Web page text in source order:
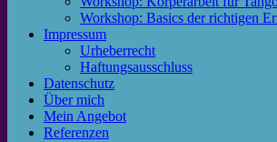
Workshop: Basics der richtigen
Impressum
Urheberrecht
Haftungsausschluss
Datenschutz
Über mich
Mein Angebot
Referenzen